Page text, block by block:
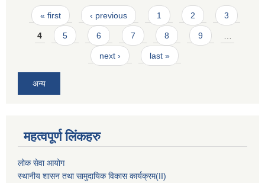
Pages
« first ‹ previous 1 2 3
4 5 6 7 8 9 …
next › last »
अन्य
महत्वपूर्ण लिंकहरु
लोक सेवा आयोग
स्थानीय शासन तथा सामुदायिक विकास कार्यक्रम(II)